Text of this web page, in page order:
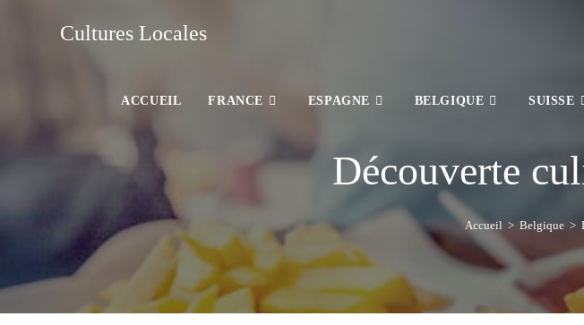
Cultures Locales
ACCUEIL FRANCE ESPAGNE BELGIQUE SUISSE
Découverte
Accueil > Belgique >